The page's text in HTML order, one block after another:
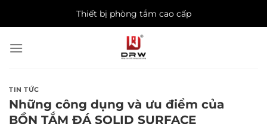
Thiết bị phòng tắm cao cấp
TIN TỨC
Những công dụng và ưu điểm của
BỒN TẮM ĐÁ SOLID SURFACE